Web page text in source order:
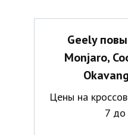
Geely
Monjaro,
Цены на
7 до